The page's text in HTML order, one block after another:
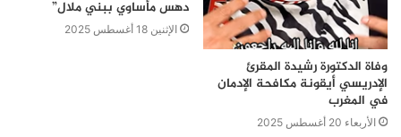
وفاة الدكتورة رشيدة المقرئ
الإدريسي أيقونة مكافحة الإدمان
في المغرب
الأربعاء 20 أغسطس 2025
دهس مأساوي ببني ملال”
الإثنين 18 أغسطس 2025